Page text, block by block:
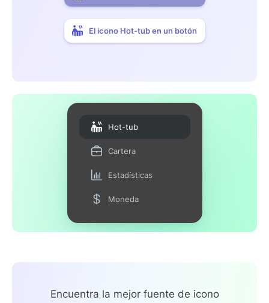
El icono Hot-tub en un botón
Hot-tub
Cartera
Estadísticas
Moneda
Encuentra la mejor fuente de icono